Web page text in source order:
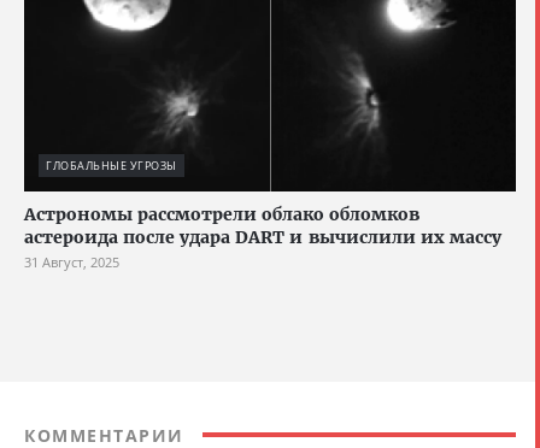
ГЛОБАЛЬНЫЕ УГРОЗЫ
Астрономы рассмотрели облако обломков
астероида после удара DART и вычислили их массу
31 Август, 2025
КОММЕНТАРИИ